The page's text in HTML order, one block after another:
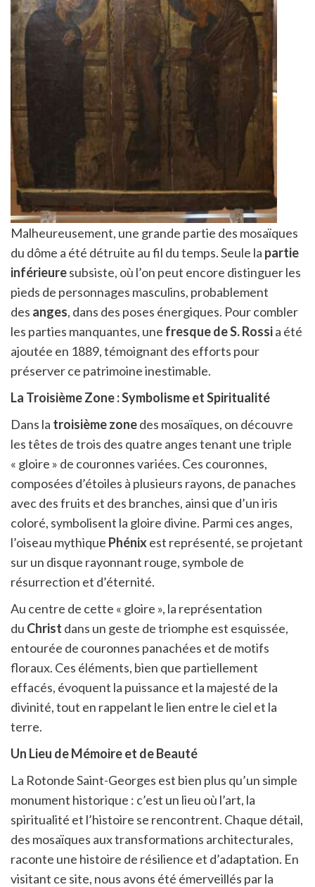
Malheureusement, une grande partie des mosaïques
du dôme a été détruite au fil du temps. Seule la partie
inférieuresubsiste, où l’on peut encore distinguer les
pieds de personnages masculins, probablement
des anges, dans des poses énergiques. Pour combler
les parties manquantes, une fresque de S. Rossia été
ajoutée en 1889, témoignant des efforts pour
préserver ce patrimoine inestimable.
La Troisième Zone : Symbolisme et Spiritualité
Dans la troisième zonedes mosaïques, on découvre
les têtes de trois des quatre anges tenant une triple
« gloire » de couronnes variées. Ces couronnes,
composées d’étoiles à plusieurs rayons, de panaches
avec des fruits et des branches, ainsi que d’un iris
coloré, symbolisent la gloire divine. Parmi ces anges,
l’oiseau mythique Phénix est représenté, se projetant
sur un disque rayonnant rouge, symbole de
résurrection et d’éternité.
Au centre de cette « gloire », la représentation
du Christ dans un geste de triomphe est esquissée,
entourée de couronnes panachées et de motifs
floraux. Ces éléments, bien que partiellement
effacés, évoquent la puissance et la majesté de la
divinité, tout en rappelant le lien entre le ciel et la
terre.
Un Lieu de Mémoire et de Beauté
La Rotonde Saint-Georges est bien plus qu’un simple
monument historique : c’est un lieu où l’art, la
spiritualité et l’histoire se rencontrent. Chaque détail,
des mosaïques aux transformations architecturales,
raconte une histoire de résilience et d’adaptation. En
visitant ce site, nous avons été émerveillés par la